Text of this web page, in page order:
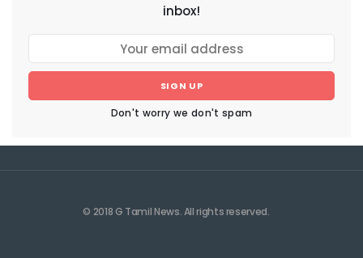
inbox!
SIGN UP
Don't worry we don't spam
© 2018 G Tamil News. All rights reserved.